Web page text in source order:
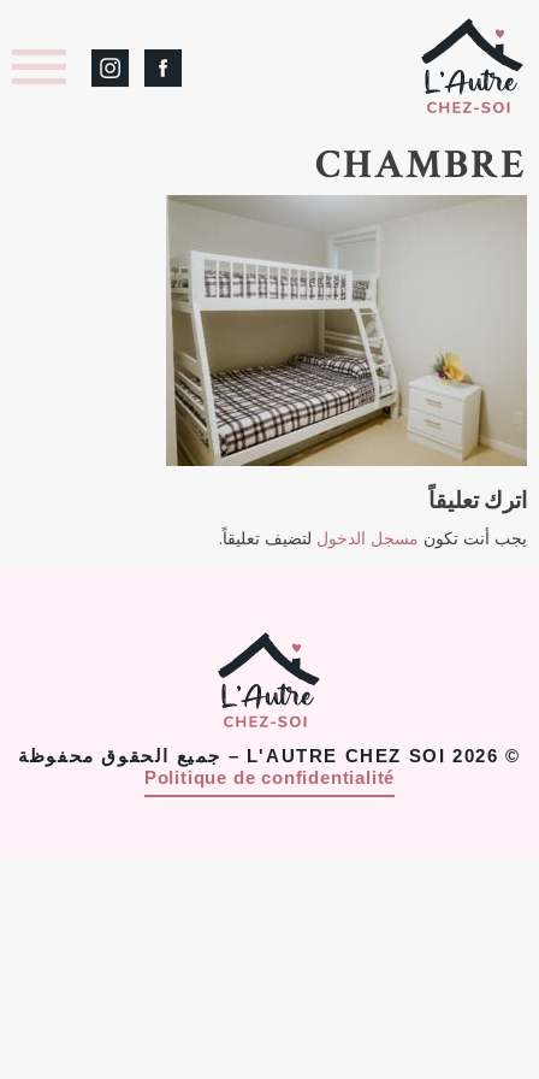
CHAMBRE
اترك تعليقاً
يجب أنت تكونمسجل الدخوللتضيف تعليقاً.
© 2026 L'AUTRE CHEZ SOI – جميع الحقوق محفوظة
Politique de confidentialité